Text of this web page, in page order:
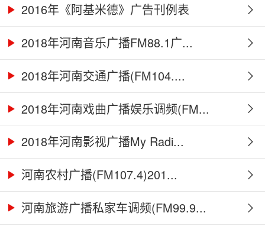
2016年《阿基米德》广告刊例表
2018年河南音乐广播FM88.1广...
2018年河南交通广播(FM104....
2018年河南戏曲广播娱乐调频(FM...
2018年河南影视广播My Radi...
河南农村广播(FM107.4)201...
河南旅游广播私家车调频(FM99.9...